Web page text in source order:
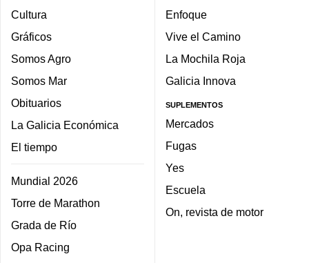
Cultura
Gráficos
Somos Agro
Somos Mar
Obituarios
La Galicia Económica
El tiempo
Mundial 2026
Torre de Marathon
Grada de Río
Opa Racing
Enfoque
Vive el Camino
La Mochila Roja
Galicia Innova
SUPLEMENTOS
Mercados
Fugas
Yes
Escuela
On, revista de motor